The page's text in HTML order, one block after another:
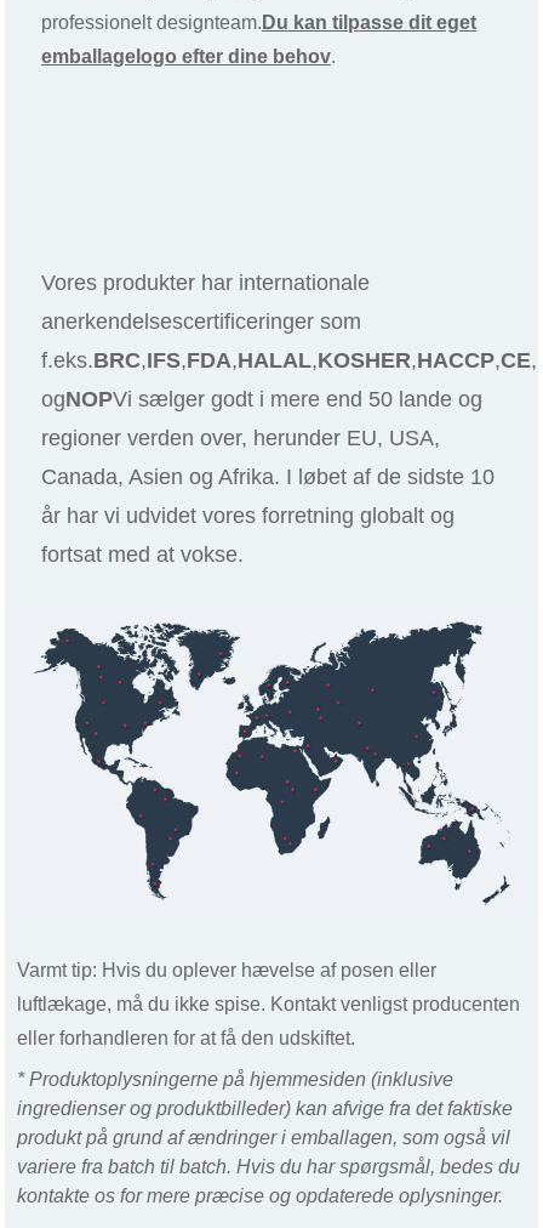
professionelt designteam. Du kan tilpasse dit eget
emballagelogo efter dine behov.
Vores produkter har internationale
anerkendelsescertificeringer som
f.eks.BRC,IFS,FDA,HALAL,KOSHER,HACCP,CE,
ogNOPVi sælger godt i mere end 50 lande og
regioner verden over, herunder EU, USA,
Canada, Asien og Afrika. I løbet af de sidste 10
år har vi udvidet vores forretning globalt og
fortsat med at vokse.
Varmt tip: Hvis du oplever hævelse af posen eller
luftlækage, må du ikke spise. Kontakt venligst producenten
eller forhandleren for at få den udskiftet.
* Produktoplysningerne på hjemmesiden (inklusive
ingredienser og produktbilleder) kan afvige fra det faktiske
produkt på grund af ændringer i emballagen, som også vil
variere fra batch til batch. Hvis du har spørgsmål, bedes du
kontakte os for mere præcise og opdaterede oplysninger.